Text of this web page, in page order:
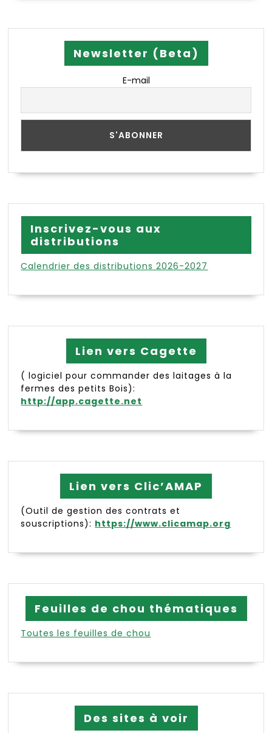
Newsletter (Beta)
E-mail
Inscrivez-vous aux
distributions
Calendrier des distributions 2026-2027
Lien vers Cagette
( logiciel pour commander des laitages à la
fermes des petits Bois):
http://app.cagette.net
Lien vers Clic’AMAP
(Outil de gestion des contrats et
souscriptions): https://www.clicamap.org
Feuilles de chou thématiques
Toutes les feuilles de chou
Des sites à voir